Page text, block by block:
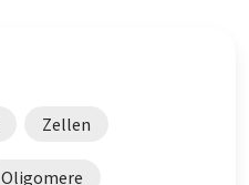
Zellen
Oligomere